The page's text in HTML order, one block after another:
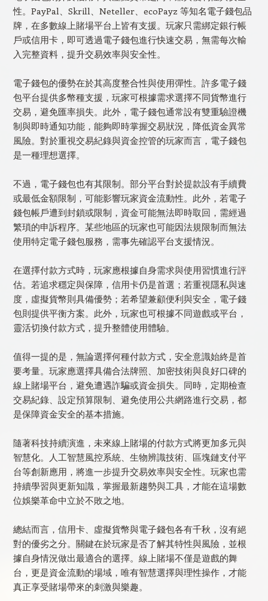
性。PayPal、Skrill、Neteller、ecoPayz 等知名電子錢包品
牌，在多數線上賭場平台上皆有支援。玩家只需綁定銀行帳
戶或信用卡，即可透過電子錢包進行快速交易，無需每次輸
入完整資料，提升交易效率與安全性。
電子錢包的優勢在於其高度整合性與使用彈性。許多電子錢
包平台提供多幣種支援，玩家可根據需求選擇不同貨幣進行
交易，避免匯率損失。此外，電子錢包通常設有雙重驗證機
制與即時通知功能，能夠即時掌握交易狀況，降低資金異常
風險。對於重視交易紀錄與資金控管的玩家而言，電子錢包
是一種理想選擇。
不過，電子錢包也有其限制。部分平台對於提款設有手續費
或最低金額限制，可能影響玩家資金流動性。此外，若電子
錢包帳戶遭到封鎖或限制，資金可能無法即時取回，需經過
繁瑣的申訴程序。某些地區的玩家也可能因法規限制而無法
使用特定電子錢包服務，需事先確認平台支援情況。
在選擇付款方式時，玩家應根據自身需求與使用習慣進行評
估。若追求穩定與保障，信用卡仍是首選；若重視隱私與速
度，虛擬貨幣則具備優勢；若希望兼顧便利與安全，電子錢
包則提供平衡方案。此外，玩家也可根據不同遊戲或平台，
靈活切換付款方式，提升整體使用體驗。
值得一提的是，無論選擇何種付款方式，安全意識始終是首
要考量。玩家應選擇具備合法牌照、加密技術與良好口碑的
線上賭場平台，避免遭遇詐騙或資金損失。同時，定期檢查
交易紀錄、設定預算限制、避免使用公共網路進行交易，都
是保障資金安全的基本措施。
隨著科技持續演進，未來線上賭場的付款方式將更加多元與
智慧化。人工智慧風控系統、生物辨識技術、區塊鏈支付平
台等創新應用，將進一步提升交易效率與安全性。玩家也需
持續學習與更新知識，掌握最新趨勢與工具，才能在這場數
位娛樂革命中立於不敗之地。
總結而言，信用卡、虛擬貨幣與電子錢包各有千秋，沒有絕
對的優劣之分。關鍵在於玩家是否了解其特性與風險，並根
據自身情況做出最適合的選擇。線上賭場不僅是遊戲的舞
台，更是資金流動的場域，唯有智慧選擇與理性操作，才能
真正享受賭場帶來的刺激與樂趣。